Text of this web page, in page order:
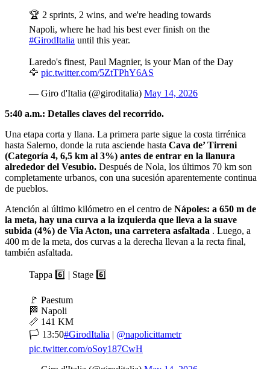
🏆 2 sprints, 2 wins, and we're heading towards
Napoli, where he had his best ever finish on the
#GirodItalia until this year.
Laredo's finest, Paul Magnier, is your Man of the Day
🦅 pic.twitter.com/5ZtTPhY6AS
— Giro d'Italia (@giroditalia) May 14, 2026
5:40 a.m.: Detalles claves del recorrido.
Una etapa corta y llana. La primera parte sigue la costa tirrénica
hasta Salerno, donde la ruta asciende hasta Cava de’ Tirreni
(Categoría 4, 6,5 km al 3%) antes de entrar en la llanura
alrededor del Vesubio. Después de Nola, los últimos 70 km son
completamente urbanos, con una sucesión aparentemente continua
de pueblos.
Atención al último kilómetro en el centro de Nápoles: a 650 m de
la meta, hay una curva a la izquierda que lleva a la suave
subida (4%) de Via Acton, una carretera asfaltada . Luego, a
400 m de la meta, dos curvas a la derecha llevan a la recta final,
también asfaltada.
Tappa 6️⃣ | Stage 6️⃣
🚩 Paestum
🏁 Napoli
📏 141 KM
🏳️ 13:50#GirodItalia | @napolicittametr
pic.twitter.com/oSoy187CwH